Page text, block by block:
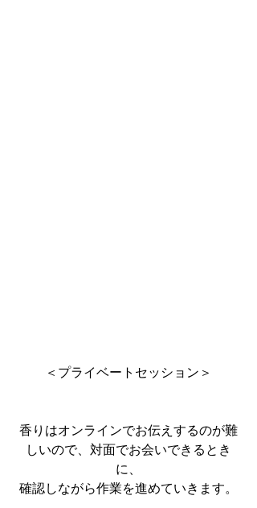
＜プライベートセッション＞
香りはオンラインでお伝えするのが難
しいので、対面でお会いできるとき
に、
確認しながら作業を進めていきます。